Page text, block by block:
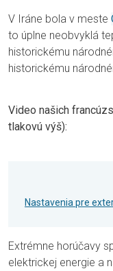
V Iráne bola v meste
to úplne neobvyklá
historickému
historickému
Video našich
tlakovú výš):
Nastavenia pre
Extrémne horúčavy
elektrickej energie a